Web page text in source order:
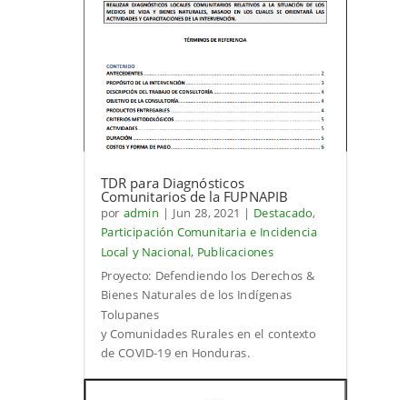
TDR para Diagnósticos
Comunitarios de la FUPNAPIB
por admin | Jun 28, 2021 | Destacado,
Participación Comunitaria e Incidencia
Local y Nacional, Publicaciones
Proyecto: Defendiendo los Derechos &
Bienes Naturales de los Indígenas
Tolupanes
y Comunidades Rurales en el contexto
de COVID-19 en Honduras.